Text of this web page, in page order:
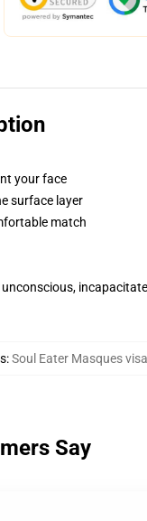
your face
surface layer
match
:Soul Eater Masques
Say